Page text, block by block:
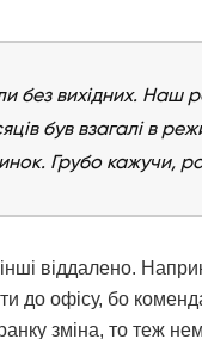
без вихідних. Наш
був взагалі в
Грубо кажучи,
віддалено.
до офісу, бо
зміна, то теж